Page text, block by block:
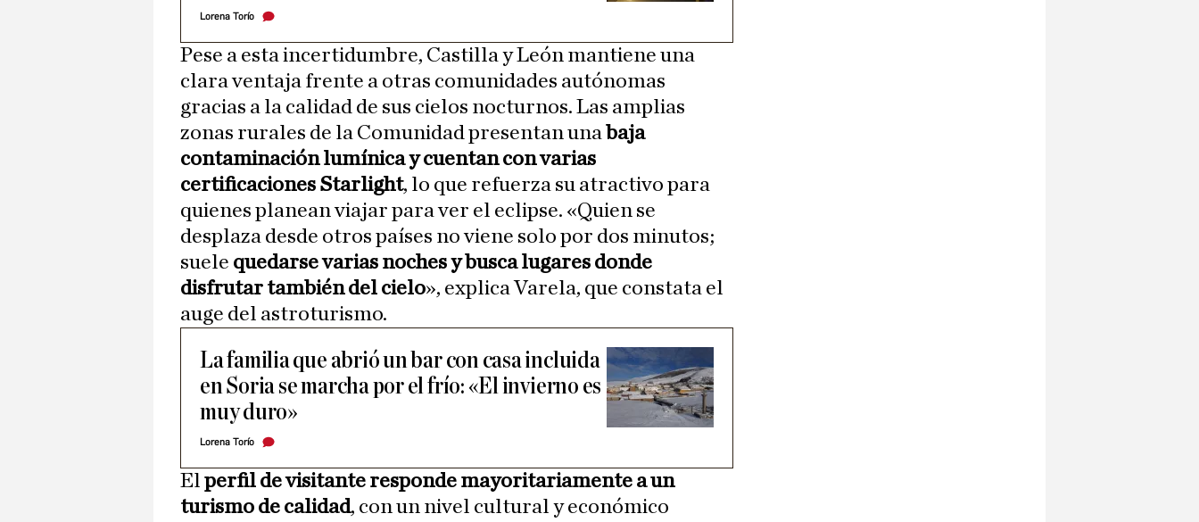
Lorena Torío
Pese a esta incertidumbre, Castilla y León mantiene una
clara ventaja frente a otras comunidades autónomas
gracias a la calidad de sus cielos nocturnos. Las amplias
zonas rurales de la Comunidad presentan unabaja
contaminación lumínica y cuentan con varias
certificaciones Starlight, lo que refuerza su atractivo para
quienes planean viajar para ver el eclipse. «Quien se
desplaza desde otros países no viene solo por dos minutos;
suele quedarse varias noches y busca lugares donde
disfrutar también del cielo», explica Varela, que constata el
auge del astroturismo.
La familia que abrió un bar con casa incluida
en Soria se marcha por el frío: «El invierno es
muy duro»
Lorena Torío
El perfil de visitante responde mayoritariamente a un
turismo de calidad, con un nivel cultural y económico